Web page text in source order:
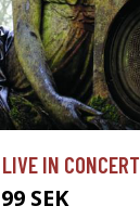
IN CONCERT
SEK